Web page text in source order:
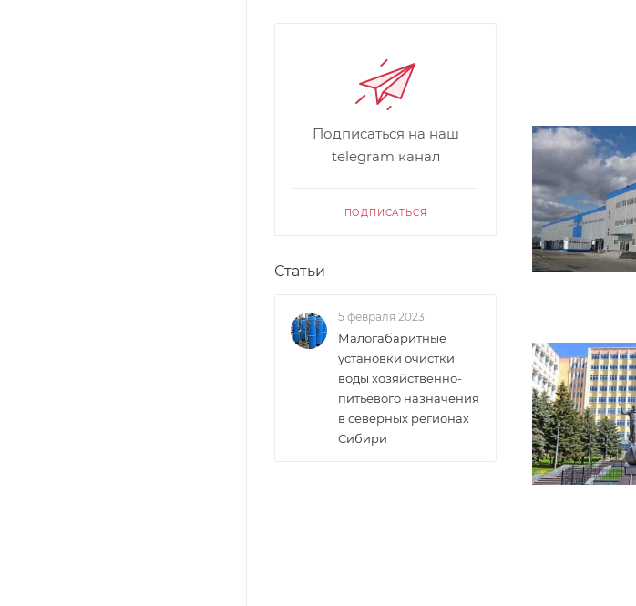
Подписаться на наш
telegram канал
ПОДПИСАТЬСЯ
Статьи
5 февраля 2023
Малогабаритные
установки очистки
воды хозяйственно-
питьевого назначения
в северных регионах
Сибири